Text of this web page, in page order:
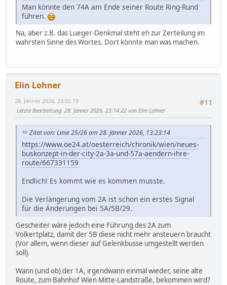
Man könnte den 74A am Ende seiner Route Ring-Rund
führen.
Na, aber z.B. das Lueger-Denkmal steht eh zur Zerteilung im
wahrsten Sinne des Wortes. Dort könnte man was machen.
Elin Lohner
#11
28. Jänner 2026, 23:02:19
Letzte Bearbeitung: 28. Jänner 2026, 23:14:22 von Elin Lohner
Zitat von: Linie 25/26 am 28. Jänner 2026, 13:23:14
https://www.oe24.at/oesterreich/chronik/wien/neues-
buskonzept-in-der-city-2a-3a-und-57a-aendern-ihre-
route/667331159
Endlich! Es kommt wie es kommen musste.
Die Verlängerung vom 2A ist schon ein erstes Signal
für die Änderungen bei 5A/5B/29.
Gescheiter wäre jedoch eine Führung des 2A zum
Volkertplatz, damit der 5B diese nicht mehr ansteuern braucht
(Vor allem, wenn dieser auf Gelenkbusse umgestellt werden
soll).
Wann (und ob) der 1A, irgendwann einmal wieder, seine alte
Route, zum Bahnhof Wien Mitte-Landstraße, bekommen wird?